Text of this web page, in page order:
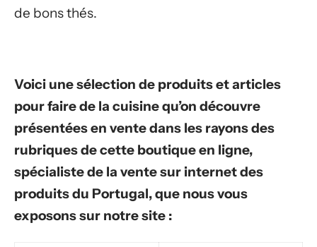
de bons thés.
Voici une sélection de produits et articles
pour faire de la cuisine qu’on découvre
présentées en vente dans les rayons des
rubriques de cette boutique en ligne,
spécialiste de la vente sur internet des
produits du Portugal, que nous vous
exposons sur notre site :